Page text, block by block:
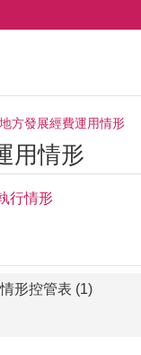
地方發展經費運用情形
用情形
行情形
形控管表 (1)